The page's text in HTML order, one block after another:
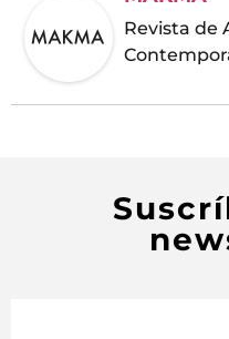
Revista de